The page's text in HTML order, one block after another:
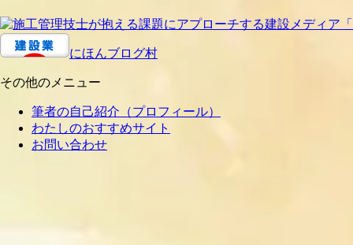
にほんブログ村
その他のメニュー
筆者の自己紹介（プロフィール）
わたしのおすすめサイト
お問い合わせ